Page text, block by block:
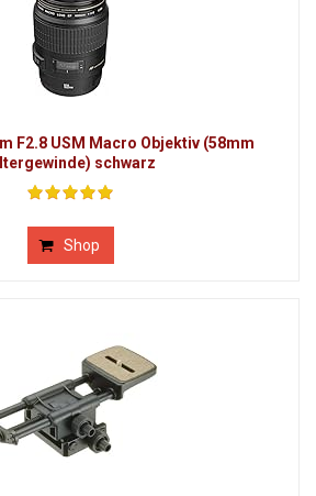
F2.8 USM Macro Objektiv (58mm
schwarz
Shop